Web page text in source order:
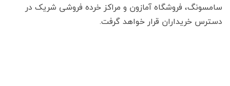
سامسونگ، فروشگاه آمازون و مراکز خرده فروشی شریک در
دسترس خریداران قرار خواهد گرفت.